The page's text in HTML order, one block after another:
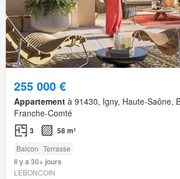
255 000 €
Appartement à 91430, Igny, Haute-Saône,
Franche-Comté
3 58 m²
Balcon Terrasse
Il y a 30+ jours
LEBONCOIN